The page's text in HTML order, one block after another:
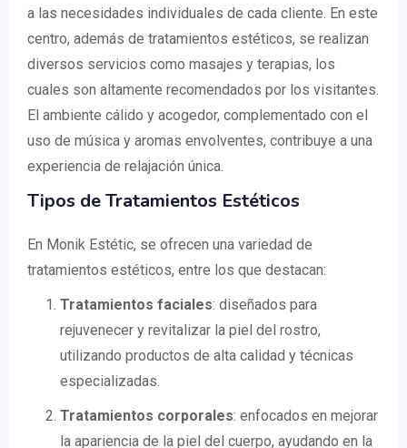
a las necesidades individuales de cada cliente. En este
centro, además de tratamientos estéticos, se realizan
diversos servicios como masajes y terapias, los
cuales son altamente recomendados por los visitantes.
El ambiente cálido y acogedor, complementado con el
uso de música y aromas envolventes, contribuye a una
experiencia de relajación única.
Tipos de Tratamientos Estéticos
En Monik Estétic, se ofrecen una variedad de
tratamientos estéticos, entre los que destacan:
Tratamientos faciales: diseñados para
rejuvenecer y revitalizar la piel del rostro,
utilizando productos de alta calidad y técnicas
especializadas.
Tratamientos corporales: enfocados en mejorar
la apariencia de la piel del cuerpo, ayudando en la